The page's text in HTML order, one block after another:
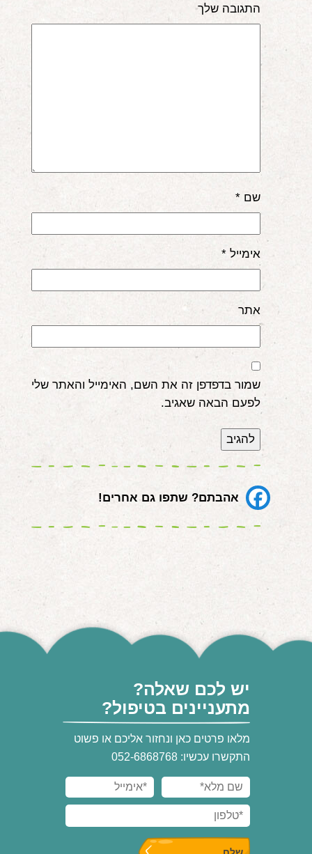
התגובה שלך
שם *
אימייל *
אתר
שמור בדפדפן זה את השם, האימייל והאתר שלי
לפעם הבאה שאגיב.
אהבתם? שתפו גם אחרים!
יש לכם שאלה?
מתעניינים בטיפול?
מלאו פרטים כאן ונחזור אליכם או פשוט
התקשרו עכשיו: 052-6868768